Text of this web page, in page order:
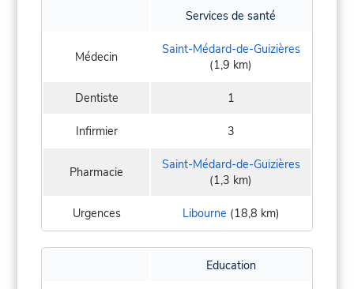
Services de santé
Médecin
Saint-Médard-de-Guizières
(1,9 km)
Dentiste 1
Infirmier 3
Pharmacie
Saint-Médard-de-Guizières
(1,3 km)
Urgences Libourne (18,8 km)
Education